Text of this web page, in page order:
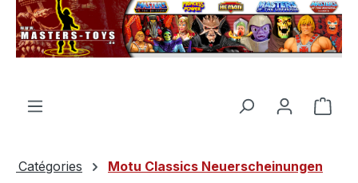
principal
Le
Catégories Motu Classics Neuerscheinungen